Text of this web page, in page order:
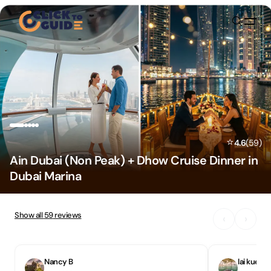
Skip to content
⭐4.6(59)
Ain Dubai (Non Peak) + Dhow Cruise Dinner in
Dubai Marina
Show all59reviews
Nancy B lai kuen